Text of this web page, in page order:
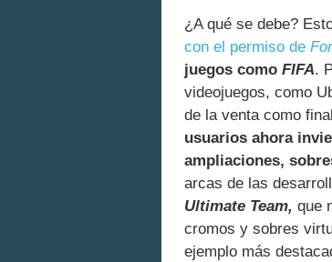
¿A qué se debe?
con el permiso de
juegos como FIFA.
videojuegos, como
de la venta como
usuarios ahora
ampliaciones,
arcas de las
Ultimate Team, que
cromos y sobres
ejemplo más